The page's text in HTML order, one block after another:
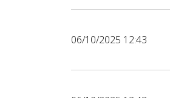
06/10/2025 12:43